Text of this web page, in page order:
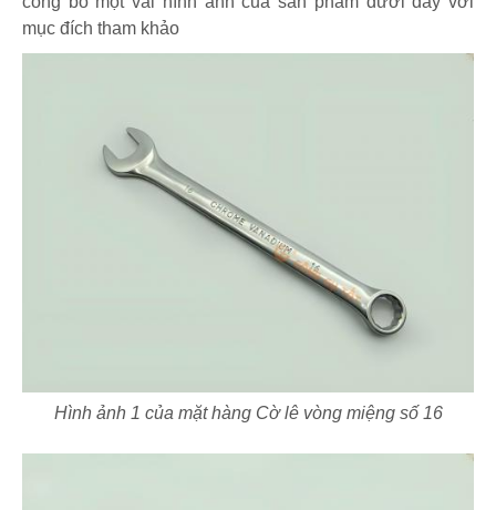
mục đích tham khảo
Hình ảnh 1 của mặt hàng Cờ lê vòng miệng số 16